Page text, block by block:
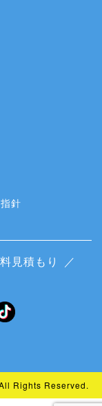
針
見積もり
／
Rights Reserved.